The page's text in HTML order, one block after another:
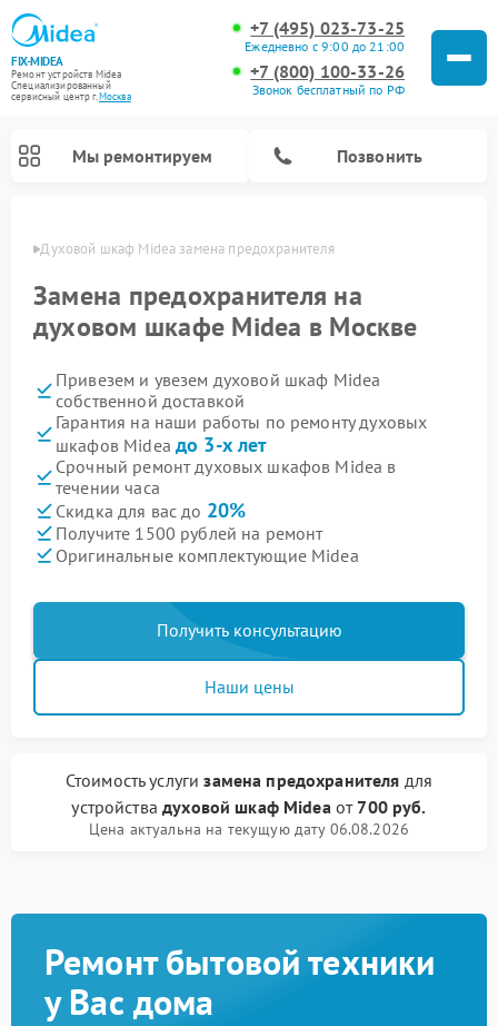
FIX-MIDEA
Ремонт устройств Midea
Специализированный
cервисный центр г.Москва
+7 (495) 023-73-25
Ежедневно с 9:00 до 21:00
+7 (800) 100-33-26
Звонок бесплатный по РФ
Мы ремонтируем Позвонить
Духовой шкаф Midea замена предохранителя
Замена предохранителя на
духовом шкафе Midea в Москве
Привезем и увезем духовой шкаф Midea
собственной доставкой
Гарантия на наши работы по ремонту духовых
шкафов Midea до 3-х лет
Срочный ремонт духовых шкафов Midea в
течении часа
Скидка для вас до 20%
Получите 1500 рублей на ремонт
Оригинальные комплектующие Midea
Получить консультацию
Наши цены
Стоимость услугизамена предохранителя для
устройствадуховой шкаф Mideaот 700 руб.
Цена актуальна на текущую дату 06.08.2026
Ремонт бытовой техники
у Вас дома